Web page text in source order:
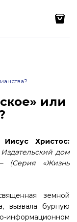
или
Христос:
дом
(Серия «Жизнь
земной
вызвала бурную
информационном